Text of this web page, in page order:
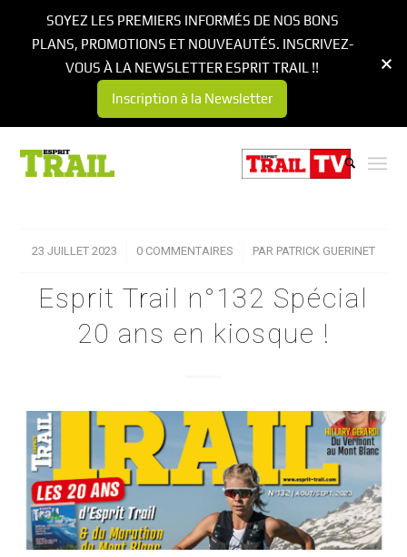
23 JUILLET 2023
/ 0 COMMENTAIRES
/ PAR PATRICK GUERINET
Esprit Trail n°132 Spécial
20 ans en kiosque !
SOYEZ LES PREMIERS INFORMÉS DE NOS BONS
PLANS, PROMOTIONS ET NOUVEAUTÉS. INSCRIVEZ-
VOUS À LA NEWSLETTER ESPRIT TRAIL !!
Inscription à la Newsletter